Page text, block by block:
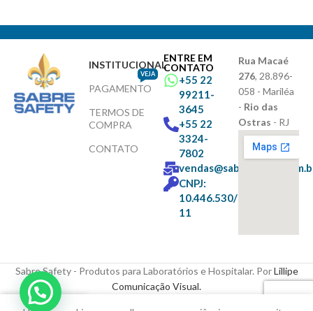
INSTITUCIONAL
PAGAMENTO
VEJA
TERMOS DE
COMPRA
CONTATO
ENTRE EM
CONTATO
+55 22
99211-
3645
+55 22
3324-
7802
CNPJ:
10.446.530/0001-
11
Rua Macaé
276, 28.896-
058 - Mariléa
- Rio das
Ostras - RJ
Sabre Safety - Produtos para Laboratórios e Hospitalar. PorLillipe
Comunicação Visual.